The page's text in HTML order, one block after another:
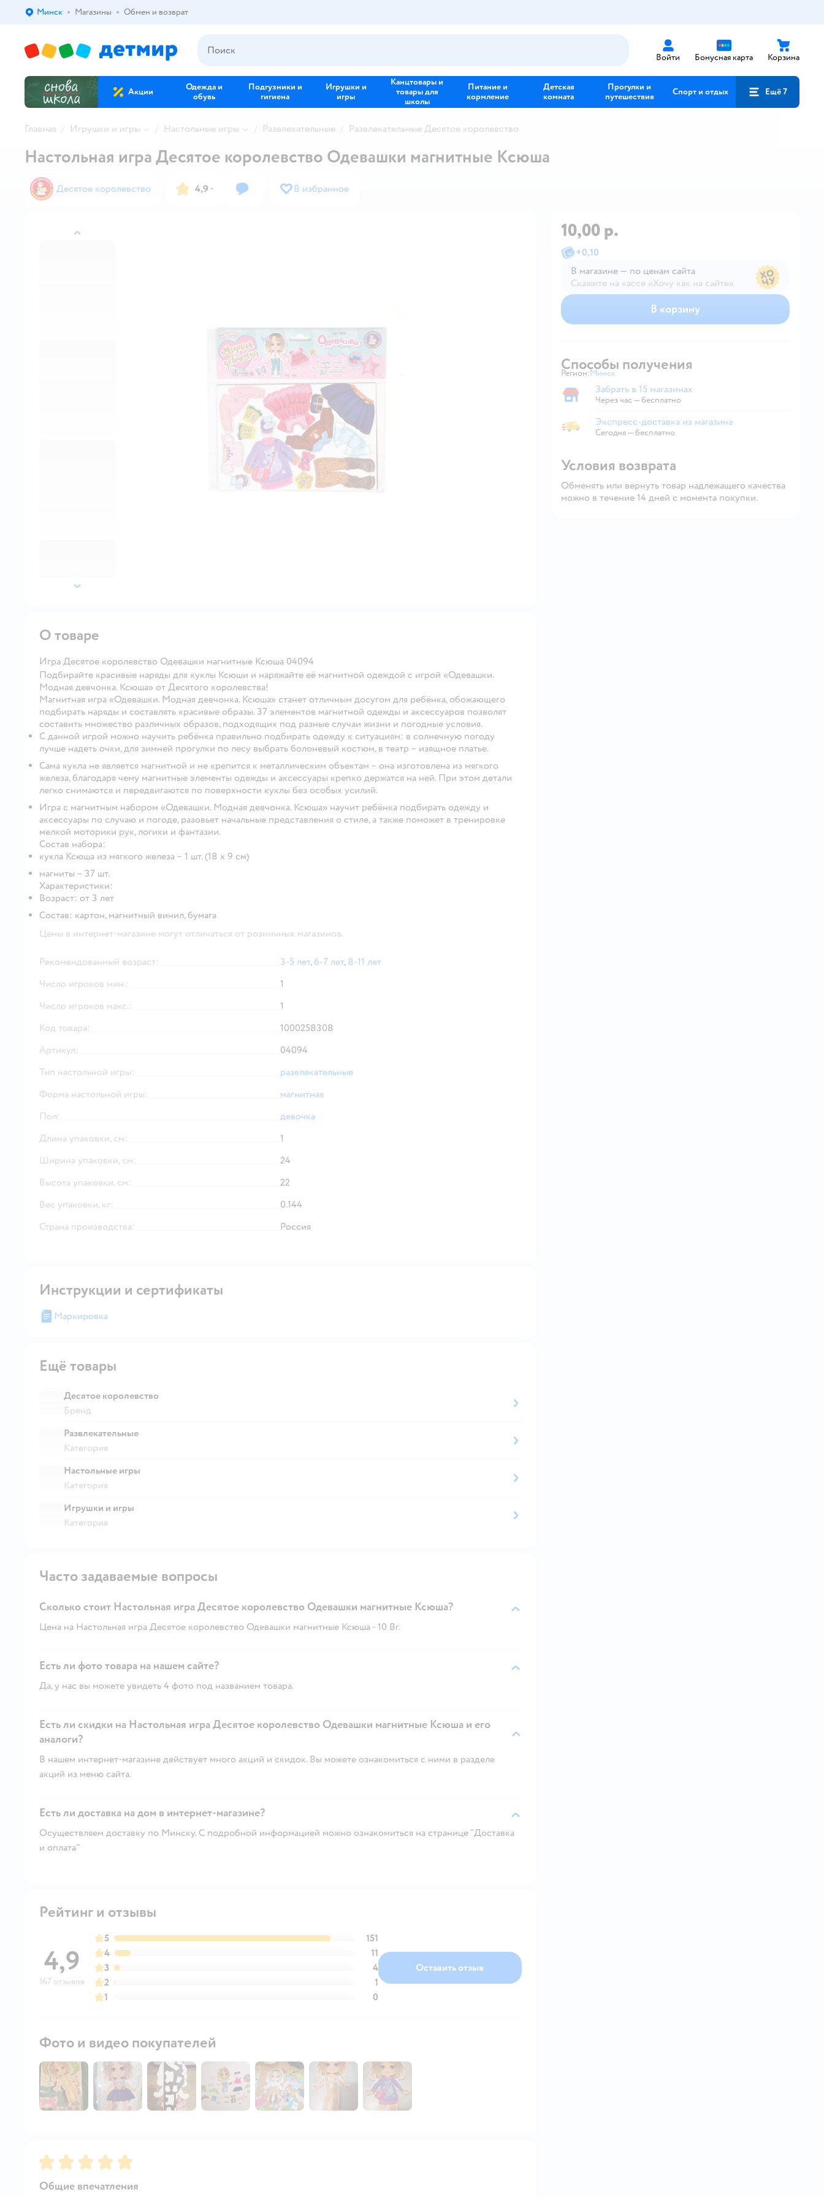
Выбор адреса доставки.
Минск Магазины Обмен и возврат
Войти Бонусная карта Корзина
Акции
Одежда и
обувь
Подгузники и
гигиена
Игрушки и
игры
Канцтовары и
товары для
школы
Питание и
кормление
Детская
комната
Прогулки и
путешествия
Спорт и отдых Ещё 7
Главная Игрушки и игры Настольные игры Развлекательные Развлекательные Десятое королевство
назад
далее
Настольная игра Десятое королевство Одевашки магнитные Ксюша
Десятое королевство 4,9 · В избранное
10,00 р.
+0,10
В магазине — по ценам сайта
Скажите на кассе «Хочу как на сайте»
В магазине — по ценам сайта
В корзину
Способы получения
Регион: Выбор адреса доставки.
Минск
Забрать в магазине
Забрать в 15 магазинах
Через час — бесплатно
Экспресс-доставка из магазина
Экспресс-доставка из магазина
Сегодня—бесплатно
Условия возврата
Обменять или вернуть товар надлежащего качества
можно в течение 14 дней с момента покупки.
О товаре
Игра Десятое королевство Одевашки магнитные Ксюша 04094
Подбирайте красивые наряды для куклы Ксюши и наряжайте её магнитной одеждой с игрой «Одевашки.
Модная девчонка. Ксюша» от Десятого королевства!
Магнитная игра «Одевашки. Модная девчонка. Ксюша» станет отличным досугом для ребёнка, обожающего
подбирать наряды и составлять красивые образы. 37 элементов магнитной одежды и аксессуаров позволят
составить множество различных образов, подходящих под разные случаи жизни и погодные условия.
С данной игрой можно научить ребёнка правильно подбирать одежду к ситуациям: в солнечную погоду
лучше надеть очки, для зимней прогулки по лесу выбрать болоневый костюм, в театр – изящное платье.
Сама кукла не является магнитной и не крепится к металлическим объектам – она изготовлена из мягкого
железа, благодаря чему магнитные элементы одежды и аксессуары крепко держатся на ней. При этом детали
легко снимаются и передвигаются по поверхности куклы без особых усилий.
Игра с магнитным набором «Одевашки. Модная девчонка. Ксюша» научит ребёнка подбирать одежду и
аксессуары по случаю и погоде, разовьет начальные представления о стиле, а также поможет в тренировке
мелкой моторики рук, логики и фантазии.
Состав набора:
кукла Ксюша из мягкого железа – 1 шт. (18 х 9 см)
магниты – 37 шт.
Характеристики:
Возраст: от 3 лет
Состав: картон, магнитный винил, бумага
Цены в интернет-магазине могут отличаться от розничных магазинов.
Рекомендованный возраст: 3-5 лет, 6-7 лет, 8-11 лет
Число игроков мин.:
1
Число игроков макс.:
1
Код товара:
1000258308
Артикул:
04094
Тип настольной игры:
развлекательные
Форма настольной игры:
магнитная
Пол:
девочка
Длина упаковки, см:
1
Ширина упаковки, см:
24
Высота упаковки, см:
22
Вес упаковки, кг:
0.144
Страна производства:
Россия
Инструкции и сертификаты
Маркировка
Ещё товары
Десятое королевство
Бренд
Развлекательные
Категория
Настольные игры
Категория
Игрушки и игры
Категория
Часто задаваемые вопросы
Сколько стоит Настольная игра Десятое королевство Одевашки магнитные Ксюша?
Цена на Настольная игра Десятое королевство Одевашки магнитные Ксюша - 10 Br.
Есть ли фото товара на нашем сайте?
Да, у нас вы можете увидеть 4 фото под названием товара.
Есть ли скидки на Настольная игра Десятое королевство Одевашки магнитные Ксюша и его
аналоги?
В нашем интернет-магазине действует много акций и скидок. Вы можете ознакомиться с ними в разделе
акций из меню сайта.
Есть ли доставка на дом в интернет-магазине?
Осуществляем доставку по Минску. С подробной информацией можно ознакомиться на странице "Доставка
и оплата"
Рейтинг и отзывы
4,9
167 отзывов
5
151
4
11
3
4
2
1
1
0
Оставить отзыв
Фото и видео покупателей
Рейтинг:5
Общие впечатления